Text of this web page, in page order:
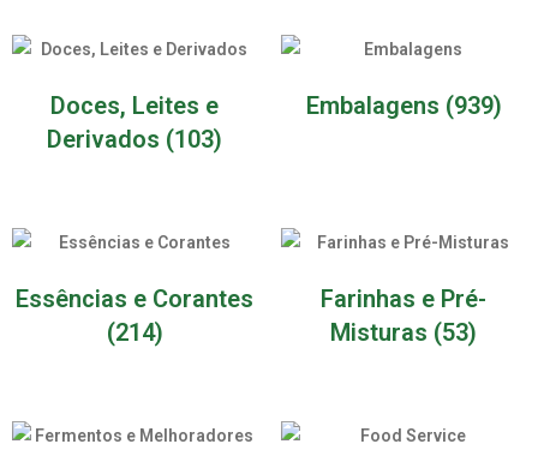
Doces, Leites e
Derivados (103)
Embalagens (939)
Essências e Corantes
(214)
Farinhas e Pré-
Misturas (53)